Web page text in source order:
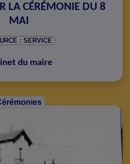
LA CÉRÉMONIE DU 8
MAI
: SERVICE
du maire